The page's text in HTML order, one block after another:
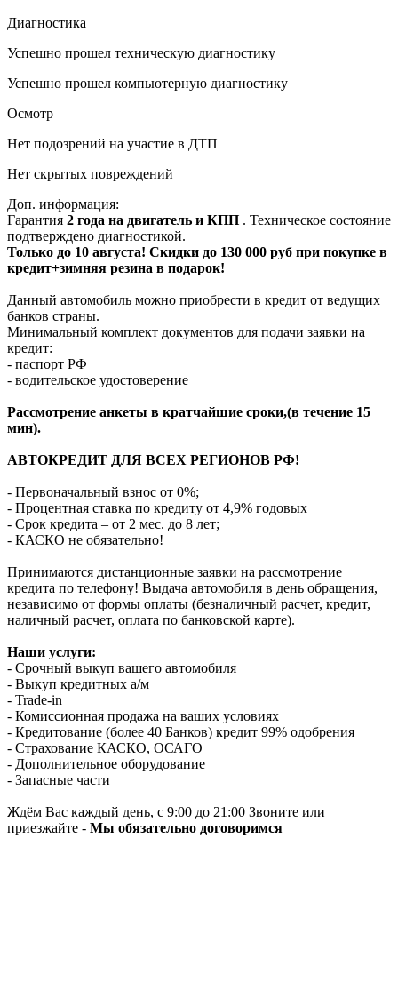
Диагностика
Успешно прошел техническую диагностику
Успешно прошел компьютерную диагностику
Осмотр
Нет подозрений на участие в ДТП
Нет скрытых повреждений
Доп. информация:
Гарантия 2 года на двигатель и КПП . Техническое состояние
подтверждено диагностикой.
Только до 10 августа! Скидки до 130 000 руб при покупке в
кредит+зимняя резина в подарок!
Данный автомобиль можно приобрести в кредит от ведущих
банков страны.
Минимальный комплект документов для подачи заявки на
кредит:
- паспорт РФ
- водительское удостоверение
Рассмотрение анкеты в кратчайшие сроки,(в течение 15
мин).
АВТОКРЕДИТ ДЛЯ ВСЕХ РЕГИОНОВ РФ!
- Первоначальный взнос от 0%;
- Процентная ставка по кредиту от 4,9% годовых
- Срок кредита – от 2 мес. до 8 лет;
- КАСКО не обязательно!
Принимаются дистанционные заявки на рассмотрение
кредита по телефону! Выдача автомобиля в день обращения,
независимо от формы оплаты (безналичный расчет, кредит,
наличный расчет, оплата по банковской карте).
Наши услуги:
- Срочный выкуп вашего автомобиля
- Выкуп кредитных а/м
- Trade-in
- Комиссионная продажа на ваших условиях
- Кредитование (более 40 Банков) кредит 99% одобрения
- Страхование КАСКО, ОСАГО
- Дополнительное оборудование
- Запасные части
Ждём Вас каждый день, с 9:00 до 21:00 Звоните или
приезжайте - Мы обязательно договоримся